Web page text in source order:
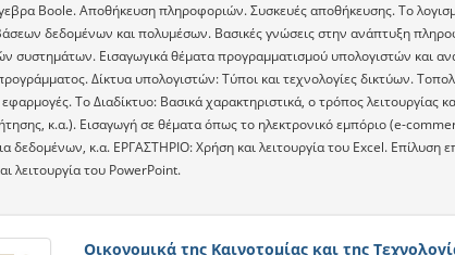
Boole. Αποθήκευση πληροφοριών. Συσκευές αποθήκευσης. Το
δεδομένων και πολυμέσων. Βασικές γνώσεις στην ανάπτυξη
συστημάτων. Εισαγωγικά θέματα προγραμματισμού υπολογιστών και
Δίκτυα υπολογιστών: Τύποι και τεχνολογίες δικτύων.
εφαρμογές. Το Διαδίκτυο: Βασικά χαρακτηριστικά, ο τρόπος
κ.α.). Εισαγωγή σε θέματα όπως το ηλεκτρονικό εμπόριο (e-
δεδομένων, κ.α. ΕΡΓΑΣΤΗΡΙΟ: Χρήση και λειτουργία του Excel. Επίλυση
λειτουργία του PowerPoint.
Οικονομικά της Καινοτομίας και της